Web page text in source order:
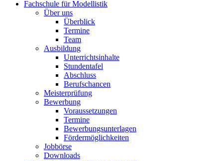
Fachschule für Modellistik
Über uns
Überblick
Termine
Team
Ausbildung
Unterrichtsinhalte
Stundentafel
Abschluss
Berufschancen
Meisterprüfung
Bewerbung
Voraussetzungen
Termine
Bewerbungsunterlagen
Fördermöglichkeiten
Jobbörse
Downloads